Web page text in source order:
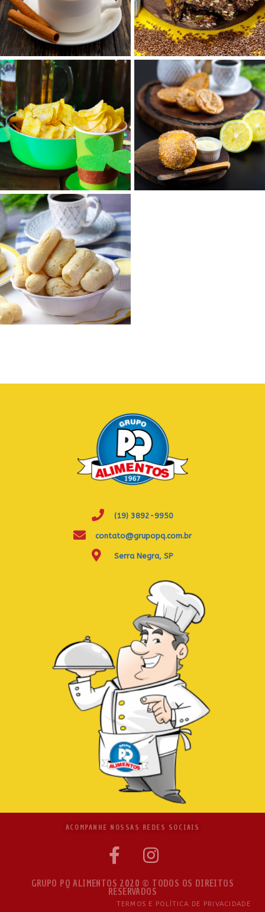
(19) 3892-9950
contato@grupopq.com.br
Serra Negra, SP
ACOMPANHE NOSSAS REDES SOCIAIS
GRUPO PQ ALIMENTOS 2020 © TODOS OS DIREITOS
RESERVADOS
TERMOS E POLÍTICA DE PRIVACIDADE